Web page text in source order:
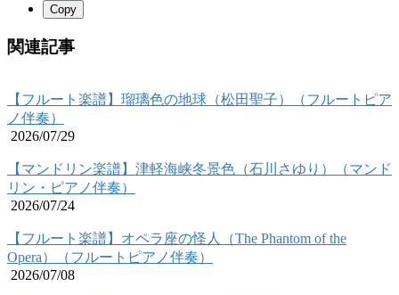
Copy
関連記事
【フルート楽譜】瑠璃色の地球（松田聖子）（フルートピア
ノ伴奏）
2026/07/29
【マンドリン楽譜】津軽海峡冬景色（石川さゆり）（マンド
リン・ピアノ伴奏）
2026/07/24
【フルート楽譜】オペラ座の怪人（The Phantom of the
Opera）（フルートピアノ伴奏）
2026/07/08